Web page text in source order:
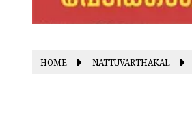
HOME NATTUVARTHAKAL